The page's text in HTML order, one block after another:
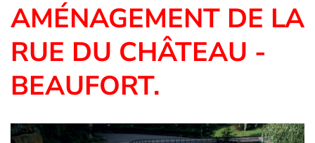
AMÉNAGEMENT DE LA
RUE DU CHÂTEAU -
BEAUFORT.